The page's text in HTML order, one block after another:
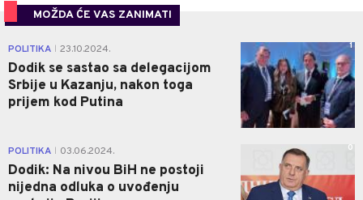
MOŽDA ĆE VAS ZANIMATI
POLITIKA 23.10.2024.
Dodik se sastao sa delegacijom
Srbije u Kazanju, nakon toga
prijem kod Putina
1
POLITIKA 03.06.2024.
Dodik: Na nivou BiH ne postoji
nijedna odluka o uvođenju
0